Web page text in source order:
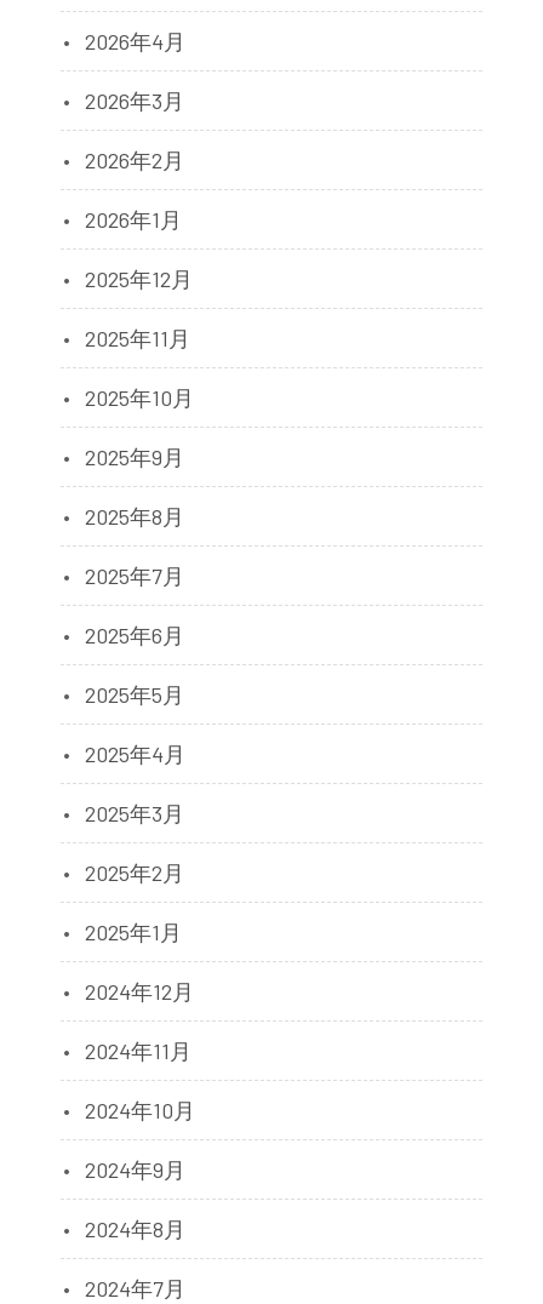
2026年4月
2026年3月
2026年2月
2026年1月
2025年12月
2025年11月
2025年10月
2025年9月
2025年8月
2025年7月
2025年6月
2025年5月
2025年4月
2025年3月
2025年2月
2025年1月
2024年12月
2024年11月
2024年10月
2024年9月
2024年8月
2024年7月